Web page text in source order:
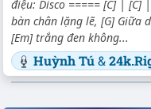
điệu: Disco ===== [C] |
bàn chân lặng lẽ, [G] Giữa
[Em] trắng đen không...
Huỳnh Tú&